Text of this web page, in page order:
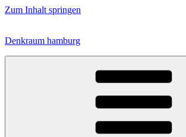
Zum Inhalt springen
Denkraum hamburg